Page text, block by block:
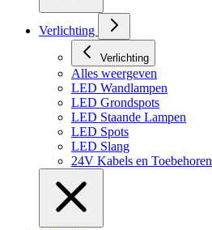
Verlichting
Verlichting
Alles weergeven
LED Wandlampen
LED Grondspots
LED Staande Lampen
LED Spots
LED Slang
24V Kabels en Toebehoren